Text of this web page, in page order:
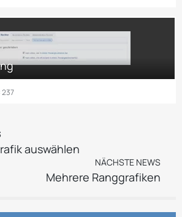
237
auswählen
NÄCHSTE NEWS
Mehrere Ranggrafiken